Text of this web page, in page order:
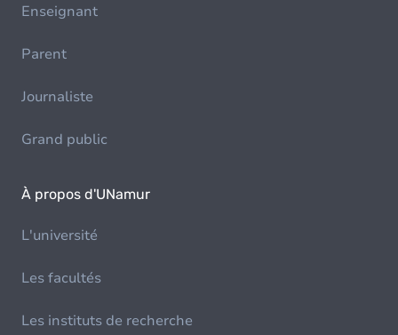
Enseignant
Parent
Journaliste
Grand public
À propos d'UNamur
L'université
Les facultés
Les instituts de recherche